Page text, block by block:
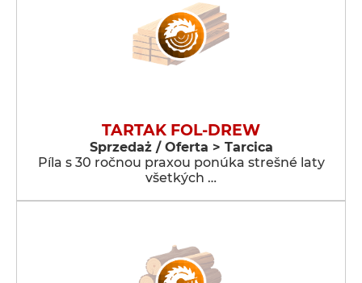
TARTAK FOL-DREW
Sprzedaż / Oferta > Tarcica
Píla s 30 ročnou praxou ponúka strešné laty
všetkých …